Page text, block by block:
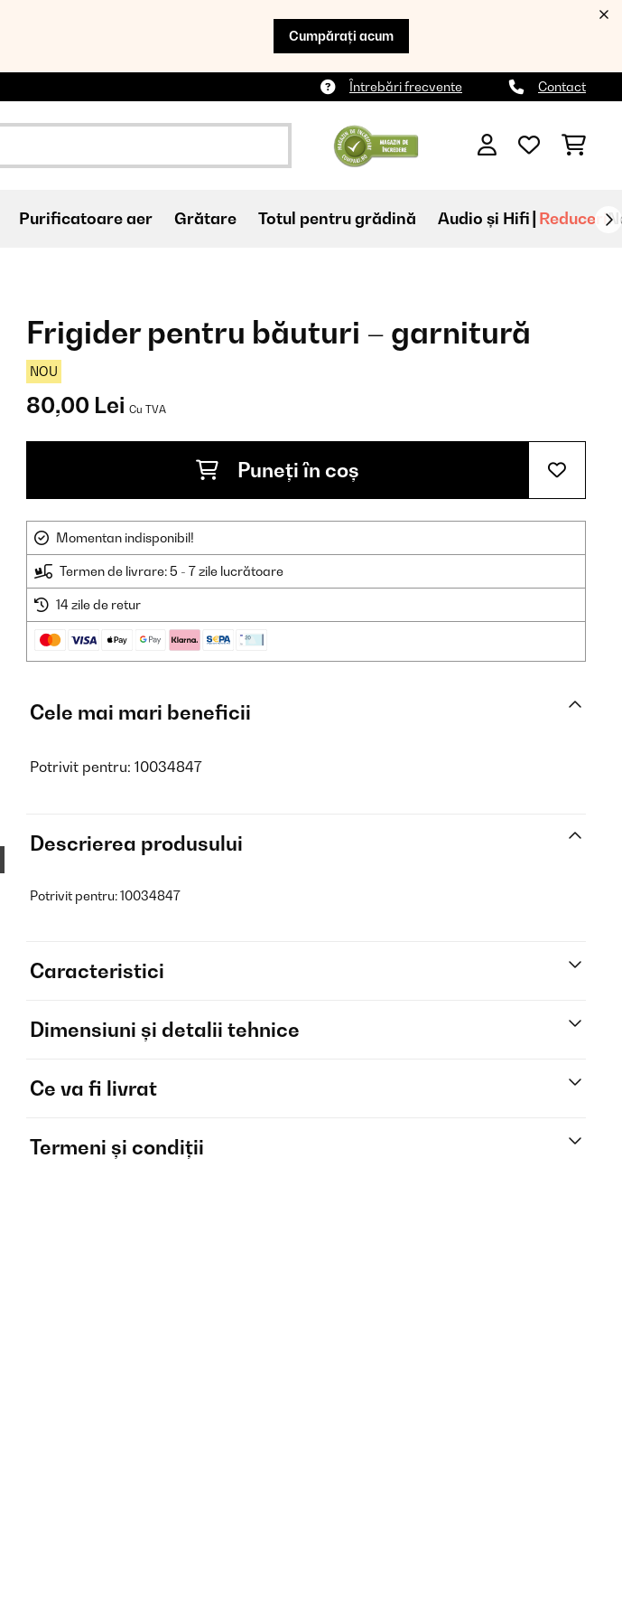
Cumpărați acum
Întrebări frecvente Contact
Purificatoare aer Grătare Totul pentru grădină Audio și Hifi Reduceri
Frigider pentru băuturi – garnitură
NOU
80,00 Lei Cu TVA
Puneți în coș
Momentan indisponibil!
Termen de livrare: 5 - 7 zile lucrătoare
14 zile de retur
Cele mai mari beneficii
Potrivit pentru: 10034847
Descrierea produsului
Potrivit pentru: 10034847
Caracteristici
Dimensiuni și detalii tehnice
Ce va fi livrat
Termeni și condiții